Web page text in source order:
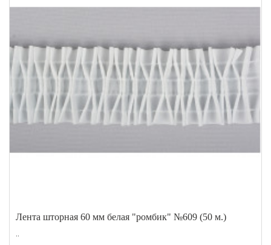
Лента шторная 60 мм белая "ромбик" №609 (50 м.)
..